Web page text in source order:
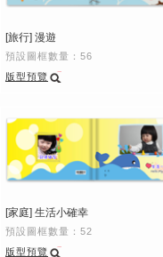
[旅行] 漫遊
預設圖框數量：56
版型預覽
[家庭] 生活小確幸
預設圖框數量：52
版型預覽